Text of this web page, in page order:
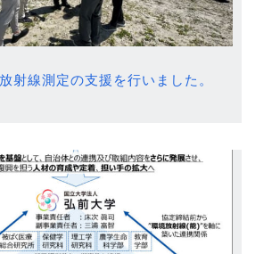
射線測定の支援を行いました。